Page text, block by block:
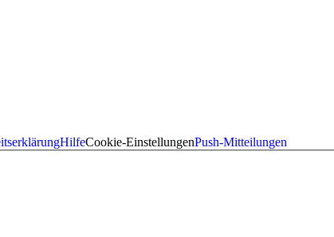
HilfeCookie-EinstellungenPush-Mitteilungen